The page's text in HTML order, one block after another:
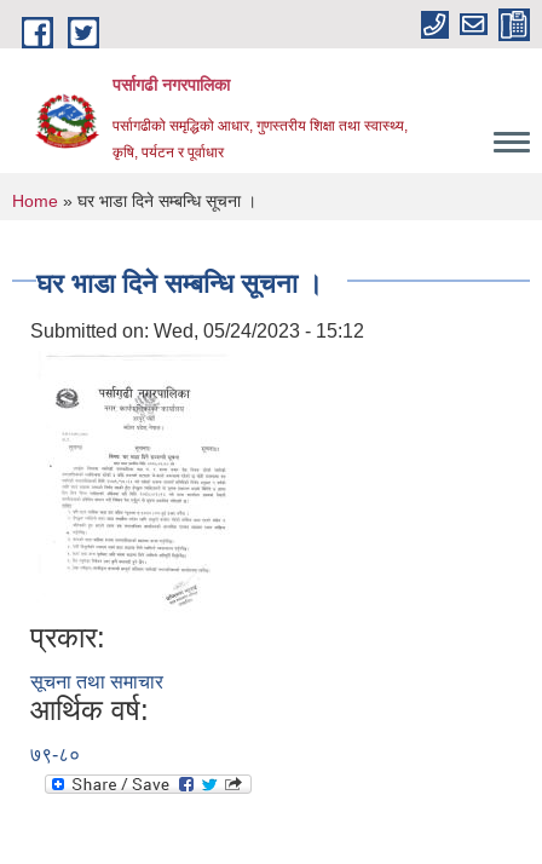
Skip to main content
पर्सागढी नगरपालिका
पर्सागढीको समृद्धिको आधार, गुणस्तरीय शिक्षा तथा स्वास्थ्य,
कृषि, पर्यटन र पूर्वाधार
You are here
Home » घर भाडा दिने सम्बन्धि सूचना ।
घर भाडा दिने सम्बन्धि सूचना ।
Submitted on: Wed, 05/24/2023 - 15:12
प्रकार:
सूचना तथा समाचार
आर्थिक वर्ष:
७९-८०